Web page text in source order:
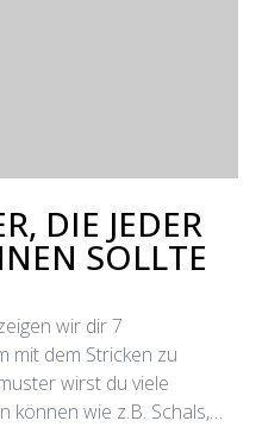
DIE JEDER
SOLLTE
wir dir 7
mit dem Stricken zu
wirst du viele
können wie z.B. Schals,…